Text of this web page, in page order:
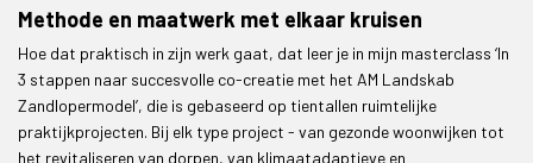
Methode en maatwerk met elkaar kruisen
Hoe dat praktisch in zijn werk gaat, dat leer je in mijn masterclass ‘In
3 stappen naar succesvolle co-creatie met het AM Landskab
Zandlopermodel’, die is gebaseerd op tientallen ruimtelijke
praktijkprojecten. Bij elk type project - van gezonde woonwijken tot
het revitaliseren van dorpen, van klimaatadaptieve en